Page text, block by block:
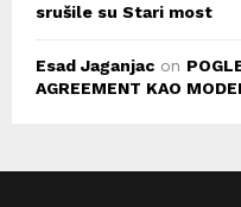
srušile su Stari most
Esad Jaganjac on
AGREEMENT KAO